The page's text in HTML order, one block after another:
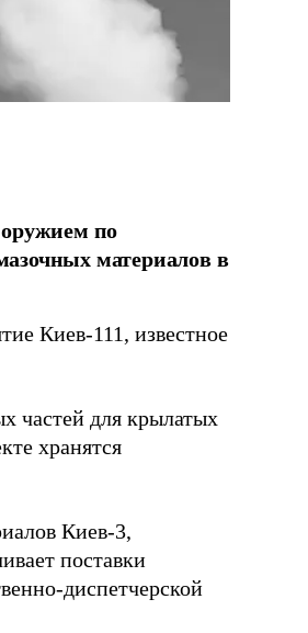
по
материалов в
Киев-111, известное
частей для крылатых
хранятся
Киев-3,
поставки
диспетчерской